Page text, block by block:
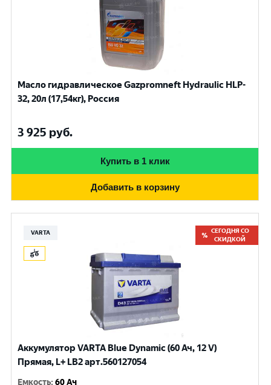
Масло гидравлическое Gazpromneft Hydraulic HLP-
32, 20л (17,54кг), Россия
3 925 руб.
Купить в 1 клик
Добавить в корзину
VARTA
СЕГОДНЯ СО
СКИДКОЙ
Аккумулятор VARTA Blue Dynamic (60 Ач, 12 V)
Прямая, L+ LB2 арт.560127054
Емкость:60 Ач